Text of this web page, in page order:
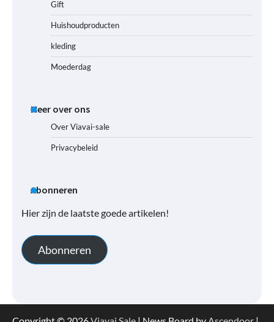
Gift
Huishoudproducten
kleding
Moederdag
Meer over ons
Over Viavai-sale
Privacybeleid
Abonneren
Hier zijn de laatste goede artikelen!
Abonneren